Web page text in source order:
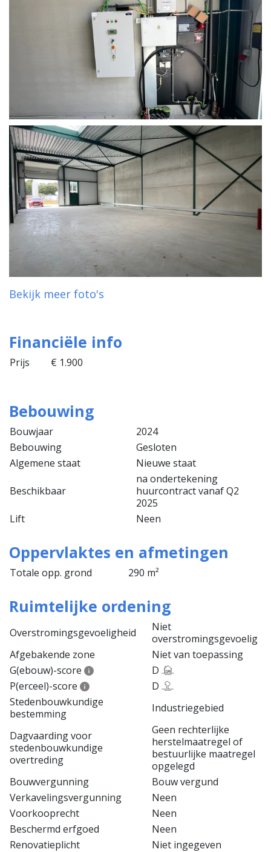
Bekijk meer foto's
Financiële info
Prijs € 1.900
Bebouwing
Bouwjaar
2024
Bebouwing
Gesloten
Algemene staat
Nieuwe staat
Beschikbaar
na ondertekening
huurcontract vanaf Q2
2025
Lift
Neen
Oppervlaktes en afmetingen
Totale opp. grond 290 m²
Ruimtelijke ordening
Overstromingsgevoeligheid
Niet
overstromingsgevoelig
Afgebakende zone
Niet van toepassing
G(ebouw)-score
D
P(erceel)-score
D
Stedenbouwkundige
bestemming
Industriegebied
Dagvaarding voor
stedenbouwkundige
overtreding
Geen rechterlijke
herstelmaatregel of
bestuurlijke maatregel
opgelegd
Bouwvergunning
Bouw vergund
Verkavelingsvergunning
Neen
Voorkooprecht
Neen
Beschermd erfgoed
Neen
Renovatieplicht
Niet ingegeven